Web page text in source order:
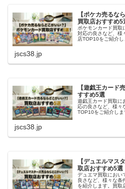
【ポケカ売るな
買取店おすすめ5
ポケモンカード買取
対応の良さなど、様
店TOP10をご紹介し
jscs38.jp
【遊戯王カード
すすめ5選
遊戯王カード買取に
応の良さなど、様々
TOP10をご紹介しま
jscs38.jp
【デュエルマス
取店おすすめ5選
デュエマ買取におい
良さなど、様々な条
を紹介します。買取